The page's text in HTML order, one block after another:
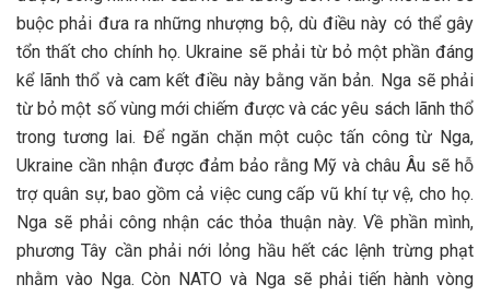
buộc phải đưa ra những nhượng bộ, dù điều này có thể gây
tổn thất cho chính họ. Ukraine sẽ phải từ bỏ một phần đáng
kể lãnh thổ và cam kết điều này bằng văn bản. Nga sẽ phải
từ bỏ một số vùng mới chiếm được và các yêu sách lãnh thổ
trong tương lai. Để ngăn chặn một cuộc tấn công từ Nga,
Ukraine cần nhận được đảm bảo rằng Mỹ và châu Âu sẽ hỗ
trợ quân sự, bao gồm cả việc cung cấp vũ khí tự vệ, cho họ.
Nga sẽ phải công nhận các thỏa thuận này. Về phần mình,
phương Tây cần phải nới lỏng hầu hết các lệnh trừng phạt
nhằm vào Nga. Còn NATO và Nga sẽ phải tiến hành vòng